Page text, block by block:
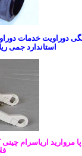
خدمات
استاندارد جمی
مروارید اریاسرام